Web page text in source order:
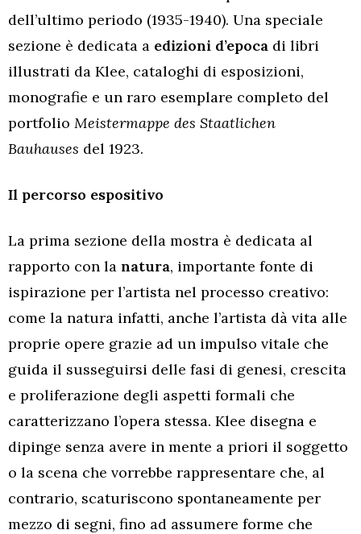
dell’ultimo periodo (1935-1940). Una speciale
sezione è dedicata a edizioni d’epoca di libri
illustrati da Klee, cataloghi di esposizioni,
monografie e un raro esemplare completo del
portfolio Meistermappe des Staatlichen
Bauhauses del 1923.
Il percorso espositivo
La prima sezione della mostra è dedicata al
rapporto con la natura, importante fonte di
ispirazione per l’artista nel processo creativo:
come la natura infatti, anche l’artista dà vita alle
proprie opere grazie ad un impulso vitale che
guida il susseguirsi delle fasi di genesi, crescita
e proliferazione degli aspetti formali che
caratterizzano l’opera stessa. Klee disegna e
dipinge senza avere in mente a priori il soggetto
o la scena che vorrebbe rappresentare che, al
contrario, scaturiscono spontaneamente per
mezzo di segni, fino ad assumere forme che